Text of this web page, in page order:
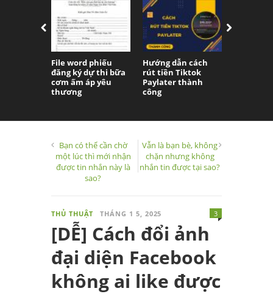
File word phiếu
đăng ký dự thi bữa
cơm ấm áp yêu
thương
Hướng dẫn cách
rút tiền Tiktok
Paylater thành
công
Bạn có thể cần chờ
một lúc thì mới nhận
được tin nhắn này là
sao?
Vẫn là bạn bè, không
chặn nhưng không
nhắn tin được tại sao?
THỦ THUẬT THÁNG 1 5, 2025
[DỄ] Cách đổi ảnh
đại diện Facebook
không ai like được
3